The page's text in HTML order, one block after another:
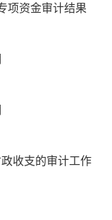
项资金审计结果
收支的审计工作